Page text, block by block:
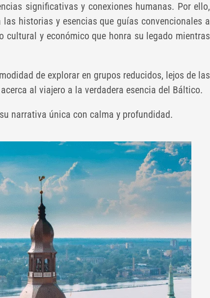
significativas y conexiones humanas. Por ello,
historias y esencias que guías convencionales a
y económico que honra su legado mientras
de explorar en grupos reducidos, lejos de las
al viajero a la verdadera esencia del Báltico.
narrativa única con calma y profundidad.